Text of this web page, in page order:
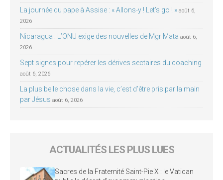
La journée du pape à Assise : « Allons-y ! Let’s go ! » août 6,
2026
Nicaragua : L’ONU exige des nouvelles de Mgr Mata août 6,
2026
Sept signes pour repérer les dérives sectaires du coaching
août 6, 2026
La plus belle chose dans la vie, c’est d’être pris par la main
par Jésus août 6, 2026
ACTUALITÉS LES PLUS LUES
Sacres de la Fraternité Saint-Pie X : le Vatican